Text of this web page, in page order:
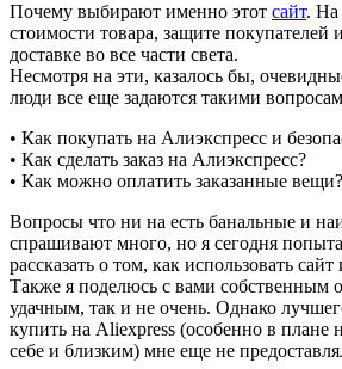
Почему выбирают именно этот сайт. На
стоимости товара, защите покупателей
доставке во все части света.
Несмотря на эти, казалось бы,
люди все еще задаются такими
• Как покупать на Алиэкспресс и
• Как сделать заказ на Алиэкспресс?
• Как можно оплатить заказанные вещи?
Вопросы что ни на есть банальные и
спрашивают много, но я сегодня
рассказать о том, как использовать
Также я поделюсь с вами собственным
удачным, так и не очень. Однако
купить на Aliexpress (особенно в плане
себе и близким) мне еще не